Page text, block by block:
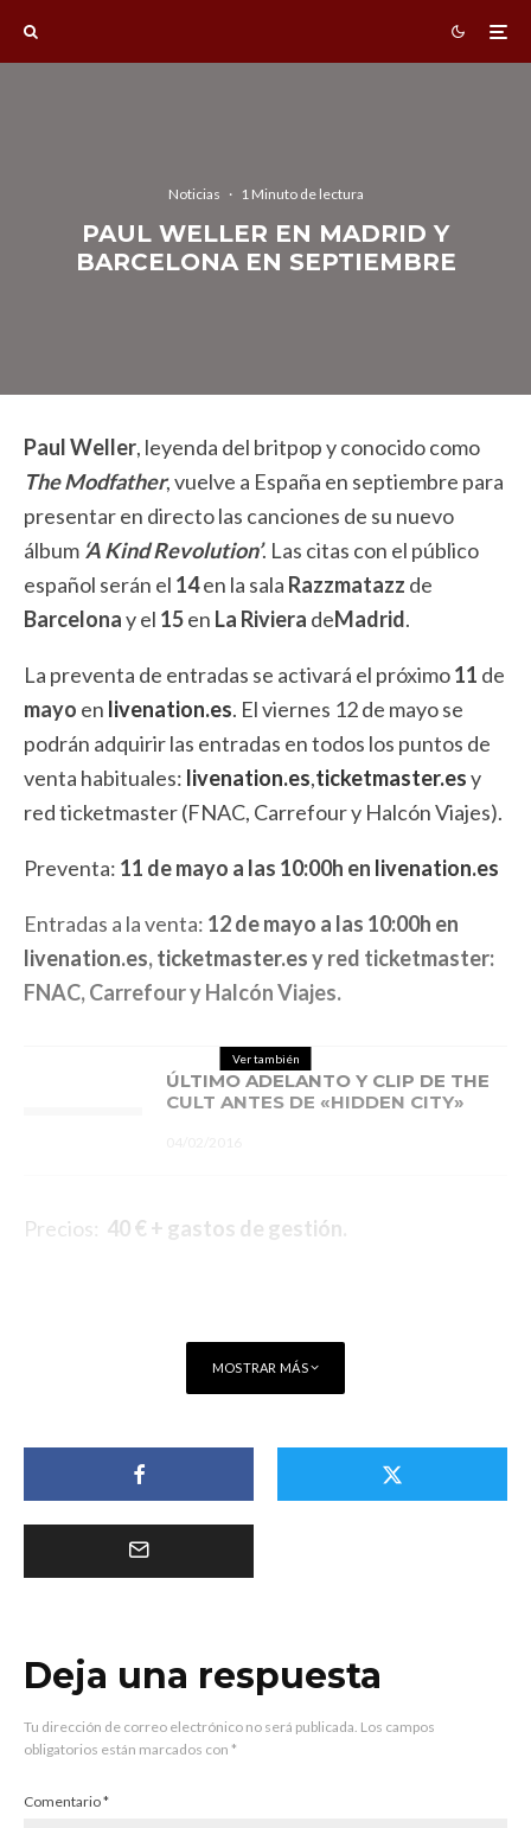
Noticias · 1 Minuto de lectura
PAUL WELLER EN MADRID Y
BARCELONA EN SEPTIEMBRE
Paul Weller, leyenda del britpop y conocido como
The Modfather, vuelve a España en septiembre para
presentar en directo las canciones de su nuevo
álbum ‘A Kind Revolution’. Las citas con el público
español serán el 14en la sala Razzmatazz de
Barcelonay el 15en La Riviera deMadrid.
La preventa de entradas se activará el próximo11 de
mayo en livenation.es. El viernes 12 de mayo se
podrán adquirir las entradas en todos los puntos de
venta habituales: livenation.es,ticketmaster.esy
red ticketmaster (FNAC, Carrefour y Halcón Viajes).
Preventa: 11 de mayo a las 10:00h en livenation.es
Entradas a la venta: 12 de mayo a las 10:00h en
livenation.es,ticketmaster.esy red ticketmaster:
FNAC, Carrefour y Halcón Viajes.
Ver también
ÚLTIMO ADELANTO Y CLIP DE THE
CULT ANTES DE «HIDDEN CITY»
Precios: 40 € + gastos de gestión.
MOSTRAR MÁS
Deja una respuesta
Tu dirección de correo electrónico no será publicada. Los campos
obligatorios están marcados con *
Comentario*